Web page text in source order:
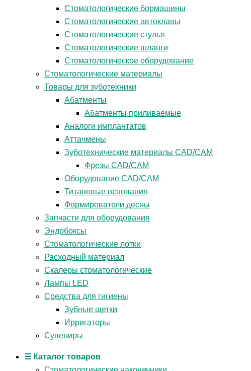
Стоматологические бормашины
Стоматологические автоклавы
Стоматологические стулья
Стоматологические шланги
Стоматологическое оборудование
Стоматологические материалы
Товары для зуботехники
Абатменты
Абатменты приливаемые
Аналоги имплантатов
Аттачмены
Зуботехнические материалы CAD/CAM
Фрезы CAD/CAM
Оборудование CAD/CAM
Титановые основания
Формирователи десны
Запчасти для оборудования
Эндобоксы
Стоматологические лотки
Расходный материал
Скалеры стоматологические
Лампы LED
Средства для гигиены
Зубные щетки
Ирригаторы
Сувениры
☰ Каталог товаров